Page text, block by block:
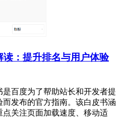
：提升排名与用户体验
百度为了帮助站长和开发者提
发布的官方指南。该白皮书涵
关注页面加载速度、移动适